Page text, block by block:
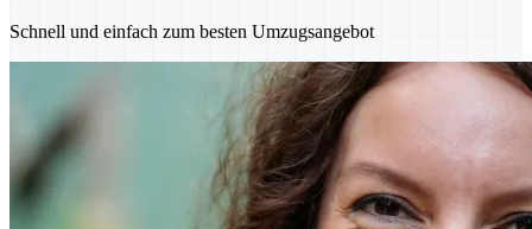
Schnell und einfach zum besten Umzugsangebot